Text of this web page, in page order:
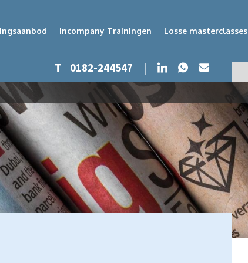
Incompany Trainingen Losse masterclasses
T 0182-244547 | LinkedInWhatsapp